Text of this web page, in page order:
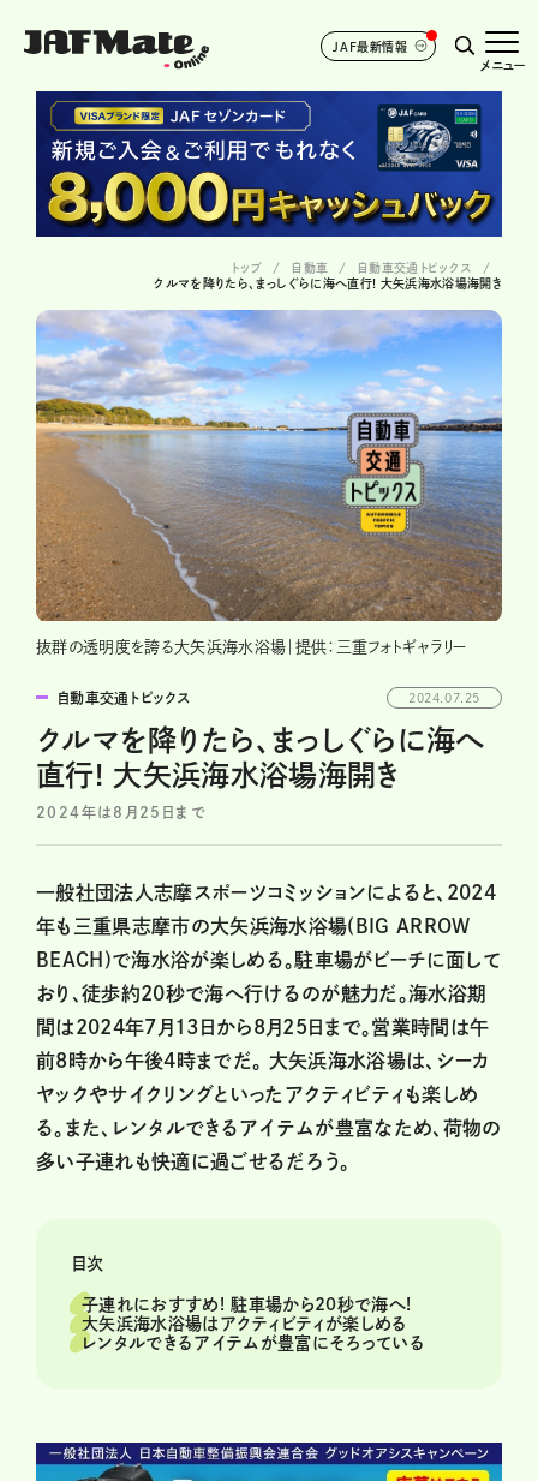
JAF最新情報
メニュー
トップ 自動車
自動車交通トピックス
クルマを降りたら、まっしぐらに海へ直行! 大矢浜海水浴場海開き
抜群の透明度を誇る大矢浜海水浴場｜提供：三重フォトギャラリー
自動車交通トピックス 2024.07.25
クルマを降りたら、まっしぐらに海へ
直行! 大矢浜海水浴場海開き
2024年は8月25日まで
一般社団法人志摩スポーツコミッションによると、2024
年も三重県志摩市の大矢浜海水浴場(BIG ARROW
BEACH)で海水浴が楽しめる。駐車場がビーチに面して
おり、徒歩約20秒で海へ行けるのが魅力だ。海水浴期
間は2024年7月13日から8月25日まで。営業時間は午
前8時から午後4時までだ。 大矢浜海水浴場は、シーカ
ヤックやサイクリングといったアクティビティも楽しめ
る。また、レンタルできるアイテムが豊富なため、荷物の
多い子連れも快適に過ごせるだろう。
目次
子連れにおすすめ! 駐車場から20秒で海へ!
大矢浜海水浴場はアクティビティが楽しめる
レンタルできるアイテムが豊富にそろっている